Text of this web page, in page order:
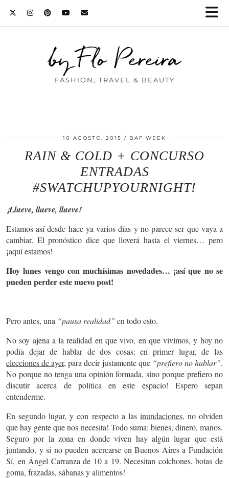
by Flo Pereira
FASHION, TRAVEL & BEAUTY
10 AGOSTO, 2015 BAF WEEK
RAIN & COLD + CONCURSO
ENTRADAS
#SWATCHUPYOURNIGHT!
¡Llueve, llueve, llueve!
Estamos así desde hace ya varios días y no parece ser que vaya a
cambiar. El pronóstico dice que lloverá hasta el viernes… pero
¡aquí estamos!
Hoy lunes vengo con muchísimas novedades… ¡así que no se
pueden perder este nuevo post!
Pero antes, una “pausa realidad” en todo esto.
No soy ajena a la realidad en que vivo, en que vivimos, y hoy no
podía dejar de hablar de dos cosas: en primer lugar, de las
elecciones de ayer, para decir justamente que “prefiero no hablar”.
No porque no tenga una opinión formada, sino porque prefiero no
discutir acerca de política en este espacio! Espero sepan
entenderme.
En segundo lugar, y con respecto a las inundaciones, no olviden
que hay gente que nos necesita! Todo suma: bienes, dinero, manos.
Seguro por la zona en donde viven hay algún lugar que está
juntando, y si no pueden acercarse en Buenos Aires a Fundación
Sí, en Ángel Carranza de 10 a 19. Necesitan colchones, botas de
goma, frazadas, sábanas y alimentos!